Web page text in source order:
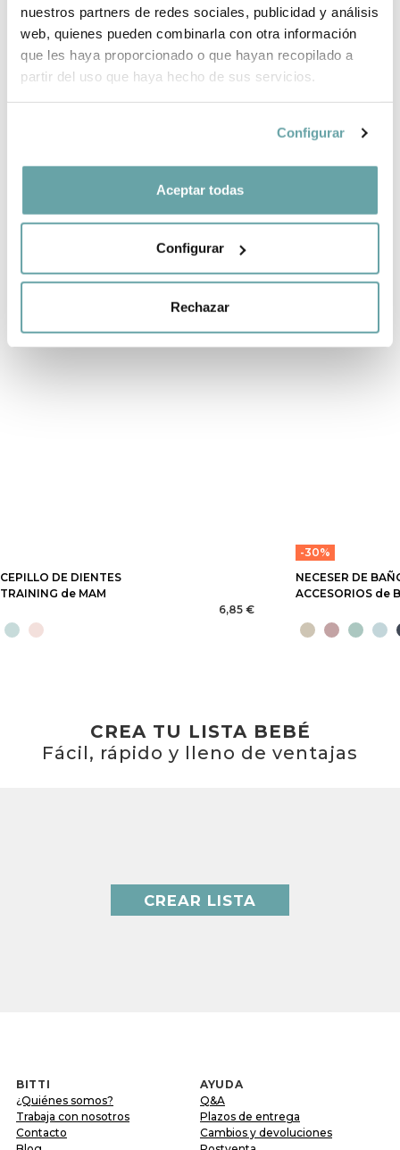
nuestros partners de redes sociales, publicidad y análisis
web, quienes pueden combinarla con otra información
que les haya proporcionado o que hayan recopilado a
partir del uso que haya hecho de sus servicios.
Configurar
Aceptar todas
Configurar
Rechazar
COMPARTIR
OTROS CLIENTES TAMBIÉN VIERON
CEPILLO DE DIENTES
TRAINING de MAM
6,85 €
-30%
NECESER DE
ACCESORIOS de
CREA TU LISTA BEBÉ
Fácil, rápido y lleno de ventajas
CREAR LISTA
BITTI
¿Quiénes somos?
Trabaja con nosotros
Contacto
AYUDA
Q&A
Plazos de entrega
Cambios y devoluciones